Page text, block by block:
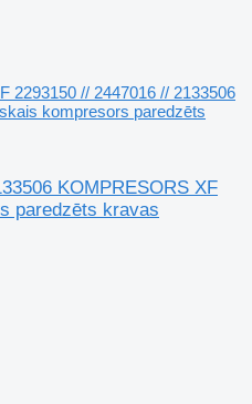
2293150 // 2447016 // 2133506
kompresors paredzēts
KOMPRESORS XF
paredzēts kravas